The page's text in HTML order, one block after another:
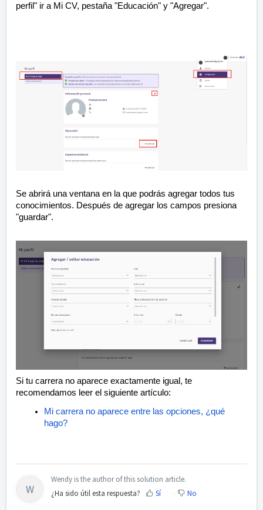
perfil" ir a Mi CV, pestaña "Educación" y "Agregar".
Se abrirá una ventana en la que podrás agregar todos tus
conocimientos. Después de agregar los campos presiona
"guardar".
Si tu carrera no aparece exactamente igual, te
recomendamos leer el siguiente artículo:
Mi carrera no aparece entre las opciones, ¿qué
hago?
W
Wendy is the author of this solution article.
¿Ha sido útil esta respuesta?
Sí No